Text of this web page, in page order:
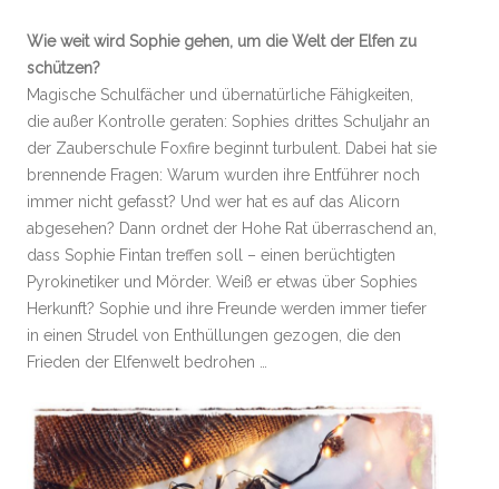
Wie weit wird Sophie gehen, um die Welt der Elfen zu
schützen?
Magische Schulfächer und übernatürliche Fähigkeiten,
die außer Kontrolle geraten: Sophies drittes Schuljahr an
der Zauberschule Foxfire beginnt turbulent. Dabei hat sie
brennende Fragen: Warum wurden ihre Entführer noch
immer nicht gefasst? Und wer hat es auf das Alicorn
abgesehen? Dann ordnet der Hohe Rat überraschend an,
dass Sophie Fintan treffen soll – einen berüchtigten
Pyrokinetiker und Mörder. Weiß er etwas über Sophies
Herkunft? Sophie und ihre Freunde werden immer tiefer
in einen Strudel von Enthüllungen gezogen, die den
Frieden der Elfenwelt bedrohen …